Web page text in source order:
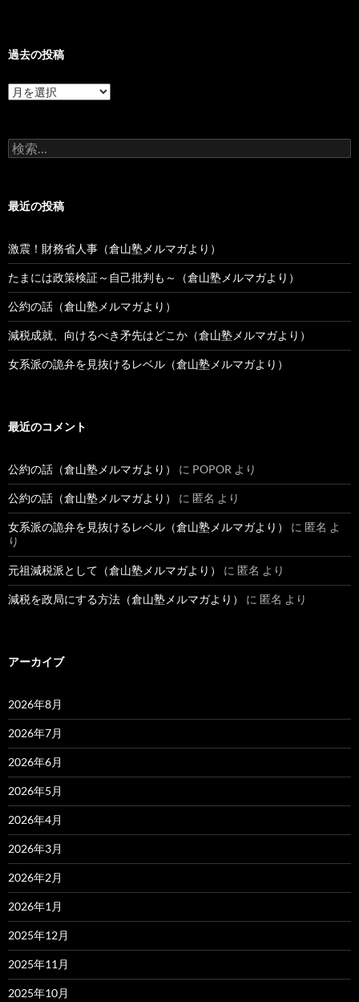
過去の投稿
過
去
稿
検
索:
最近の投稿
激震！財務省人事（倉山塾メルマガより）
たまには政策検証～自己批判も～（倉山塾メルマガより）
公約の話（倉山塾メルマガより）
減税成就、向けるべき矛先はどこか（倉山塾メルマガより）
女系派の詭弁を見抜けるレベル（倉山塾メルマガより）
最近のコメント
公約の話（倉山塾メルマガより） に POPOR より
公約の話（倉山塾メルマガより） に 匿名 より
女系派の詭弁を見抜けるレベル（倉山塾メルマガより） に 匿名 よ
り
元祖減税派として（倉山塾メルマガより） に 匿名 より
減税を政局にする方法（倉山塾メルマガより） に 匿名 より
アーカイブ
2026年8月
2026年7月
2026年6月
2026年5月
2026年4月
2026年3月
2026年2月
2026年1月
2025年12月
2025年11月
2025年10月